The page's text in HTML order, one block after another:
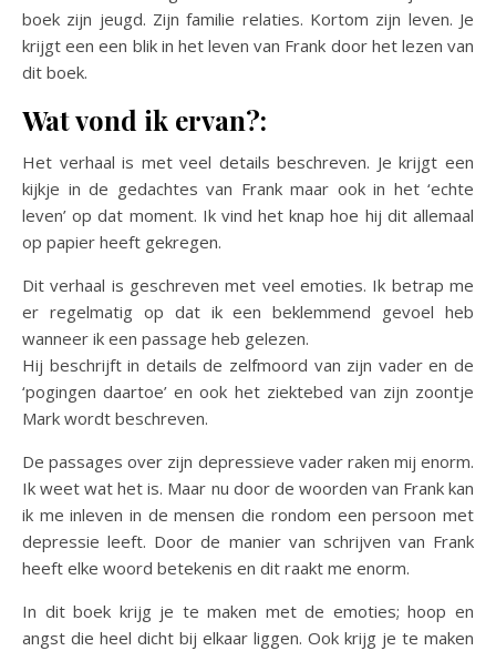
boek zijn jeugd. Zijn familie relaties. Kortom zijn leven. Je
krijgt een een blik in het leven van Frank door het lezen van
dit boek.
Wat vond ik ervan?:
Het verhaal is met veel details beschreven. Je krijgt een
kijkje in de gedachtes van Frank maar ook in het ‘echte
leven’ op dat moment. Ik vind het knap hoe hij dit allemaal
op papier heeft gekregen.
Dit verhaal is geschreven met veel emoties. Ik betrap me
er regelmatig op dat ik een beklemmend gevoel heb
wanneer ik een passage heb gelezen.
Hij beschrijft in details de zelfmoord van zijn vader en de
‘pogingen daartoe’ en ook het ziektebed van zijn zoontje
Mark wordt beschreven.
De passages over zijn depressieve vader raken mij enorm.
Ik weet wat het is. Maar nu door de woorden van Frank kan
ik me inleven in de mensen die rondom een persoon met
depressie leeft. Door de manier van schrijven van Frank
heeft elke woord betekenis en dit raakt me enorm.
In dit boek krijg je te maken met de emoties; hoop en
angst die heel dicht bij elkaar liggen. Ook krijg je te maken